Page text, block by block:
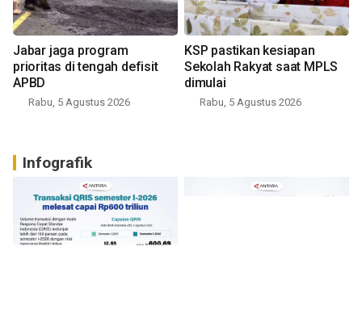
Jabar jaga program
prioritas di tengah defisit
APBD
Rabu, 5 Agustus 2026
KSP pastikan kesiapan
Sekolah Rakyat saat MPLS
dimulai
Rabu, 5 Agustus 2026
Infografik